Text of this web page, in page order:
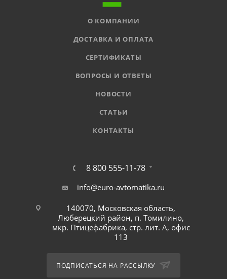
О КОМПАНИИ
ДОСТАВКА И ОПЛАТА
СЕРТИФИКАТЫ
ВОПРОСЫ И ОТВЕТЫ
НОВОСТИ
СТАТЬИ
КОНТАКТЫ
8 800 555-11-78
info@euro-avtomatika.ru
140070, Московская область,
Люберецкий район, п. Томилино,
мкр. Птицефабрика, стр. лит. А, офис
113
ПОДПИСАТЬСЯ НА РАССЫЛКУ